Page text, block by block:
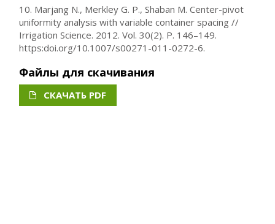
10. Marjang N., Merkley G. P., Shaban M. Center-pivot
uniformity analysis with variable container spacing //
Irrigation Science. 2012. Vol. 30(2). P. 146–149.
https:doi.org/10.1007/s00271-011-0272-6.
Файлы для скачивания
СКАЧАТЬ PDF